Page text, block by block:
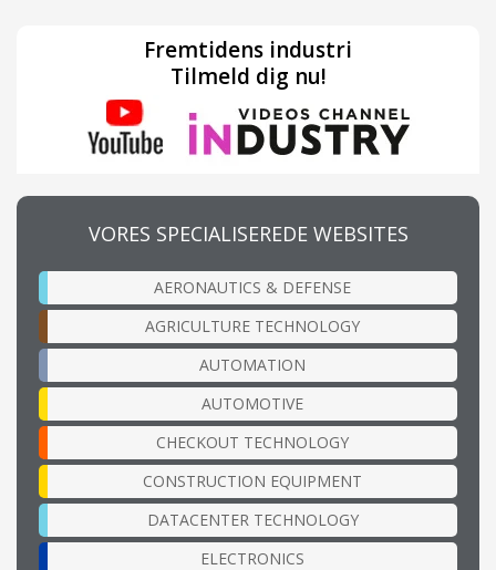
Fremtidens industri
Tilmeld dig nu!
VORES SPECIALISEREDE WEBSITES
AERONAUTICS & DEFENSE
AGRICULTURE TECHNOLOGY
AUTOMATION
AUTOMOTIVE
CHECKOUT TECHNOLOGY
CONSTRUCTION EQUIPMENT
DATACENTER TECHNOLOGY
ELECTRONICS